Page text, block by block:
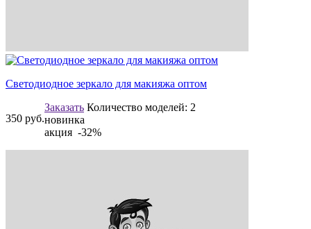
Cветодиодное зеркало для макияжа оптом
350 руб.
Заказать Количество моделей: 2
новинка
акция -32%